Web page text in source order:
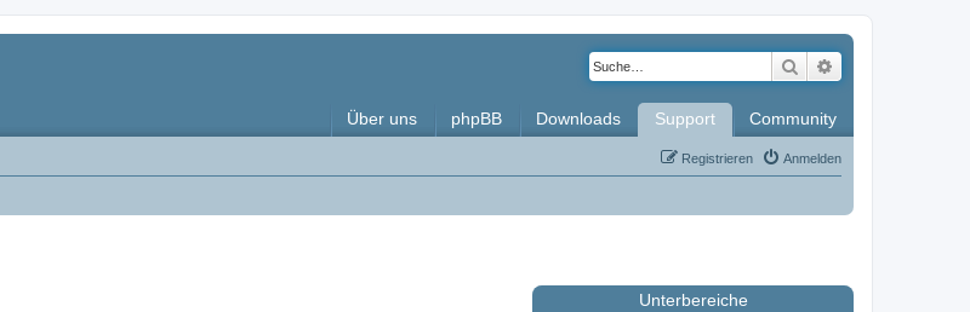
Suche
Über uns phpBB Downloads Support Community
Anmelden
Registrieren
Unterbereiche